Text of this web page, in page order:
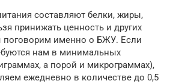
составляют белки, жиры,
принижать ценность и других
именно о БЖУ. Если
нам в минимальных
а порой и микрограммах),
ежедневно в количестве до 0,5